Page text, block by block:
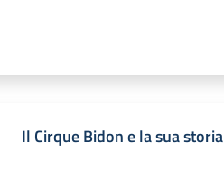
Il Cirque Bidon e la sua storia